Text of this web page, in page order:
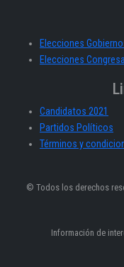
Elecciones
Elecciones
Candidatos 2021
Partidos Políticos
Términos y
© Todos los derechos
Información de